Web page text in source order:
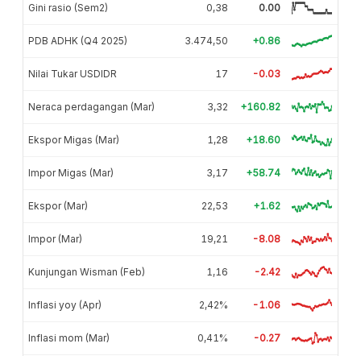
Gini rasio (Sem2) 0,38 0.00
PDB ADHK (Q4 2025) 3.474,50 +0.86
Nilai Tukar USDIDR 17 -0.03
Neraca perdagangan (Mar) 3,32 +160.82
Ekspor Migas (Mar) 1,28 +18.60
Impor Migas (Mar) 3,17 +58.74
Ekspor (Mar) 22,53 +1.62
Impor (Mar) 19,21 -8.08
Kunjungan Wisman (Feb) 1,16 -2.42
Inflasi yoy (Apr) 2,42% -1.06
Inflasi mom (Mar) 0,41% -0.27